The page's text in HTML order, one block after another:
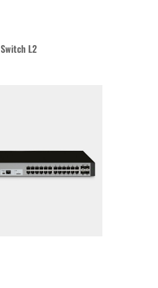
Switch L2